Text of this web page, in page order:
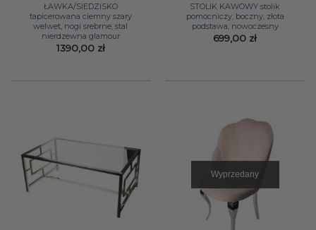
ŁAWKA/SIEDZISKO
tapicerowana ciemny szary
welwet, nogi srebrne, stal
nierdzewna glamour
1390,00 zł
STOLIK KAWOWY stolik
pomocniczy, boczny, złota
podstawa, nowoczesny
699,00 zł
Wyprzedany